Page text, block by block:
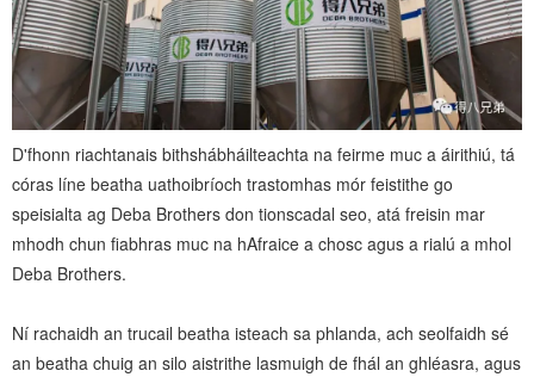
D'fhonn riachtanais bithshábháilteachta na feirme muc a áirithiú, tá
córas líne beatha uathoibríoch trastomhas mór feistithe go
speisialta ag Deba Brothers don tionscadal seo, atá freisin mar
mhodh chun fiabhras muc na hAfraice a chosc agus a rialú a mhol
Deba Brothers.
Ní rachaidh an trucail beatha isteach sa phlanda, ach seolfaidh sé
an beatha chuig an silo aistrithe lasmuigh de fhál an ghléasra, agus